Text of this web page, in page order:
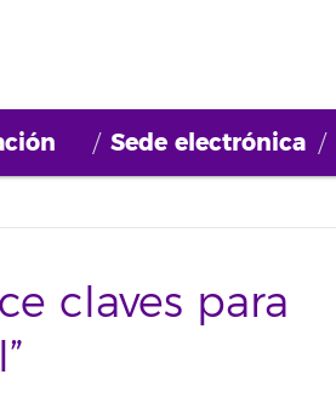
Sede electrónica
claves para